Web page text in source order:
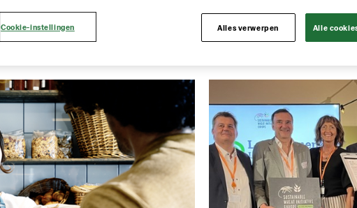
Juni
Cookie-instellingen Alles verwerpen Alle